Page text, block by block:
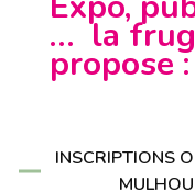
… la
propose :
INSCRIPTIONS